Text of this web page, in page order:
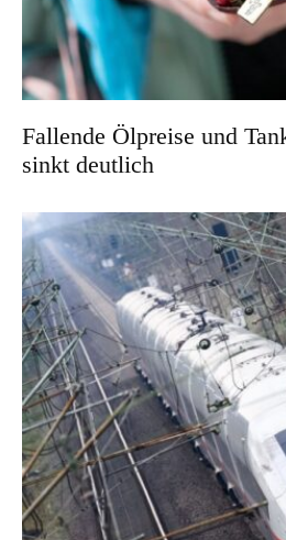
Fallende Ölpreise und
sinkt deutlich